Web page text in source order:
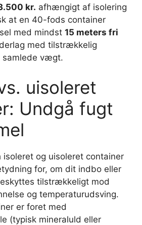
kr. afhængigt af isolering
at en 40-fods container
med mindst 15 meters fri
med tilstrækkelig
vægt.
uisoleret
Undgå fugt
isoleret og uisoleret container
for, om dit indbo eller
tilstrækkeligt mod
og temperaturudsving.
er foret med
(typisk mineraluld eller